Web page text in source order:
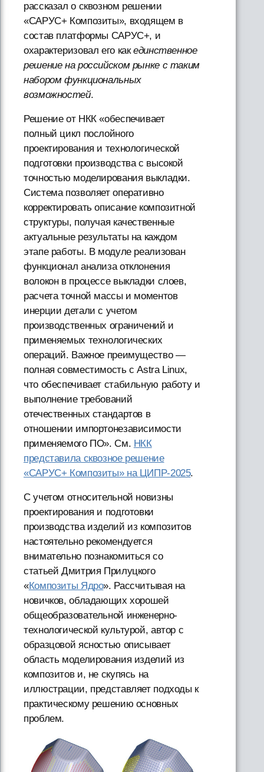
рассказал о сквозном решении
«САРУС+ Композиты», входящем в
состав платформы САРУС+, и
охарактеризовал его какединственное
решение на российском рынке с таким
набором функциональных
возможностей.
Решение от НКК «обеспечивает
полный цикл послойного
проектирования и технологической
подготовки производства с высокой
точностью моделирования выкладки.
Система позволяет оперативно
корректировать описание композитной
структуры, получая качественные
актуальные результаты на каждом
этапе работы. В модуле реализован
функционал анализа отклонения
волокон в процессе выкладки слоев,
расчета точной массы и моментов
инерции детали с учетом
производственных ограничений и
применяемых технологических
операций. Важное преимущество —
полная совместимость с Astra Linux,
что обеспечивает стабильную работу и
выполнение требований
отечественных стандартов в
отношении импортонезависимости
применяемого ПО». См. НКК
представила сквозное решение
«САРУС+ Композиты» на ЦИПР-2025.
С учетом относительной новизны
проектирования и подготовки
производства изделий из композитов
настоятельно рекомендуется
внимательно познакомиться cо
статьей Дмитрия Прилуцкого
«Композиты Ядро». Рассчитывая на
новичков, обладающих хорошей
общеобразовательной инженерно-
технологической культурой, автор с
образцовой ясностью описывает
область моделирования изделий из
композитов и, не скупясь на
иллюстрации, представляет подходы к
практическому решению основных
проблем.